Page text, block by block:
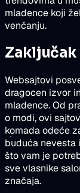
mladence koji
venčanju.
Zaključak
Websajtovi
dragocen izvor
mladence. Od
o modi, ovi
komada odeće
buduća nevesta
što vam je
sve vlasnike
značaja.